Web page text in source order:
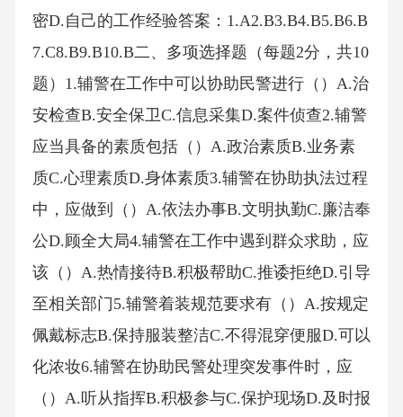
密D.自己的工作经验答案：1.A2.B3.B4.B5.B6.B
7.C8.B9.B10.B二、多项选择题（每题2分，共10
题）1.辅警在工作中可以协助民警进行（）A.治
安检查B.安全保卫C.信息采集D.案件侦查2.辅警
应当具备的素质包括（）A.政治素质B.业务素
质C.心理素质D.身体素质3.辅警在协助执法过程
中，应做到（）A.依法办事B.文明执勤C.廉洁奉
公D.顾全大局4.辅警在工作中遇到群众求助，应
该（）A.热情接待B.积极帮助C.推诿拒绝D.引导
至相关部门5.辅警着装规范要求有（）A.按规定
佩戴标志B.保持服装整洁C.不得混穿便服D.可以
化浓妆6.辅警在协助民警处理突发事件时，应
（）A.听从指挥B.积极参与C.保护现场D.及时报